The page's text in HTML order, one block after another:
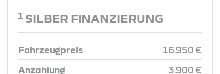
1 SILBER FINANZIERUNG
Fahrzeugpreis 16.950 €
Anzahlung 3.900 €